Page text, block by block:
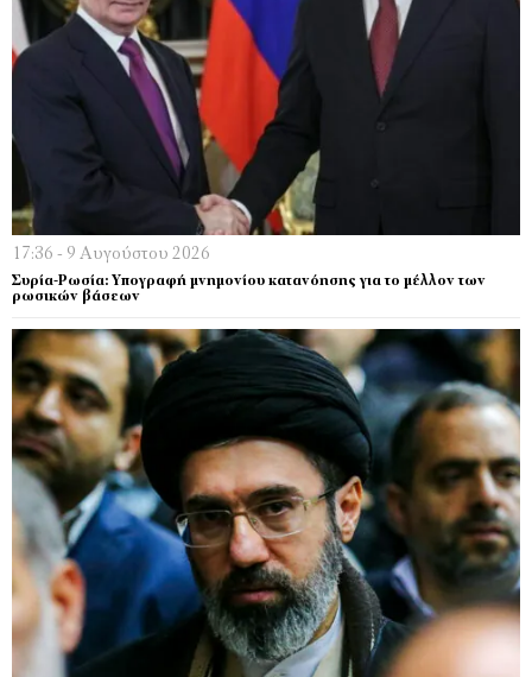
17:36 - 9 Αυγούστου 2026
Συρία-Ρωσία: Υπογραφή μνημονίου κατανόησης για το μέλλον των
ρωσικών βάσεων